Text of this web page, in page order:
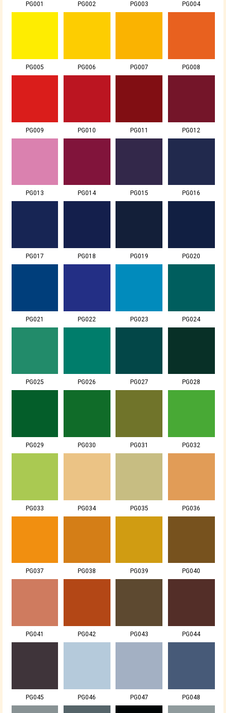
PG001 PG002 PG003 PG004
PG005 PG006 PG007 PG008
PG009 PG010 PG011 PG012
PG013 PG014 PG015 PG016
PG017 PG018 PG019 PG020
PG021 PG022 PG023 PG024
PG025 PG026 PG027 PG028
PG029 PG030 PG031 PG032
PG033 PG034 PG035 PG036
PG037 PG038 PG039 PG040
PG041 PG042 PG043 PG044
PG045 PG046 PG047 PG048